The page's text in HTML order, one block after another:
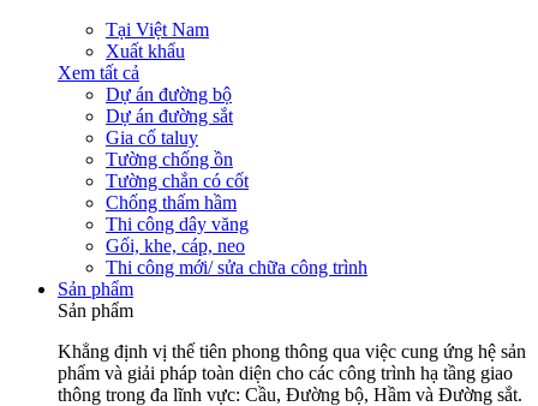
Tại Việt Nam
Xuất khẩu
Xem tất cả
Dự án đường bộ
Dự án đường sắt
Gia cố taluy
Tường chống ồn
Tường chắn có cốt
Chống thấm hầm
Thi công dây văng
Gối, khe, cáp, neo
Thi công mới/ sửa chữa công trình
Sản phẩm
Sản phẩm
Khẳng định vị thế tiên phong thông qua việc cung ứng hệ sản
phẩm và giải pháp toàn diện cho các công trình hạ tầng giao
thông trong đa lĩnh vực: Cầu, Đường bộ, Hầm và Đường sắt.